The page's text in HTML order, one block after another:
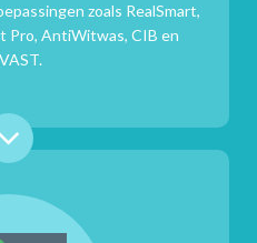
zoals RealSmart,
Pro, AntiWitwas, CIB en